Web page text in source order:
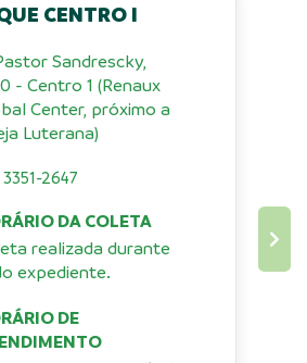
CENTRO I
Sandrescky,
- Centro 1 (Renaux
Center, próximo a
Luterana)
3351-2647
DA COLETA
realizada durante
expediente.
DE